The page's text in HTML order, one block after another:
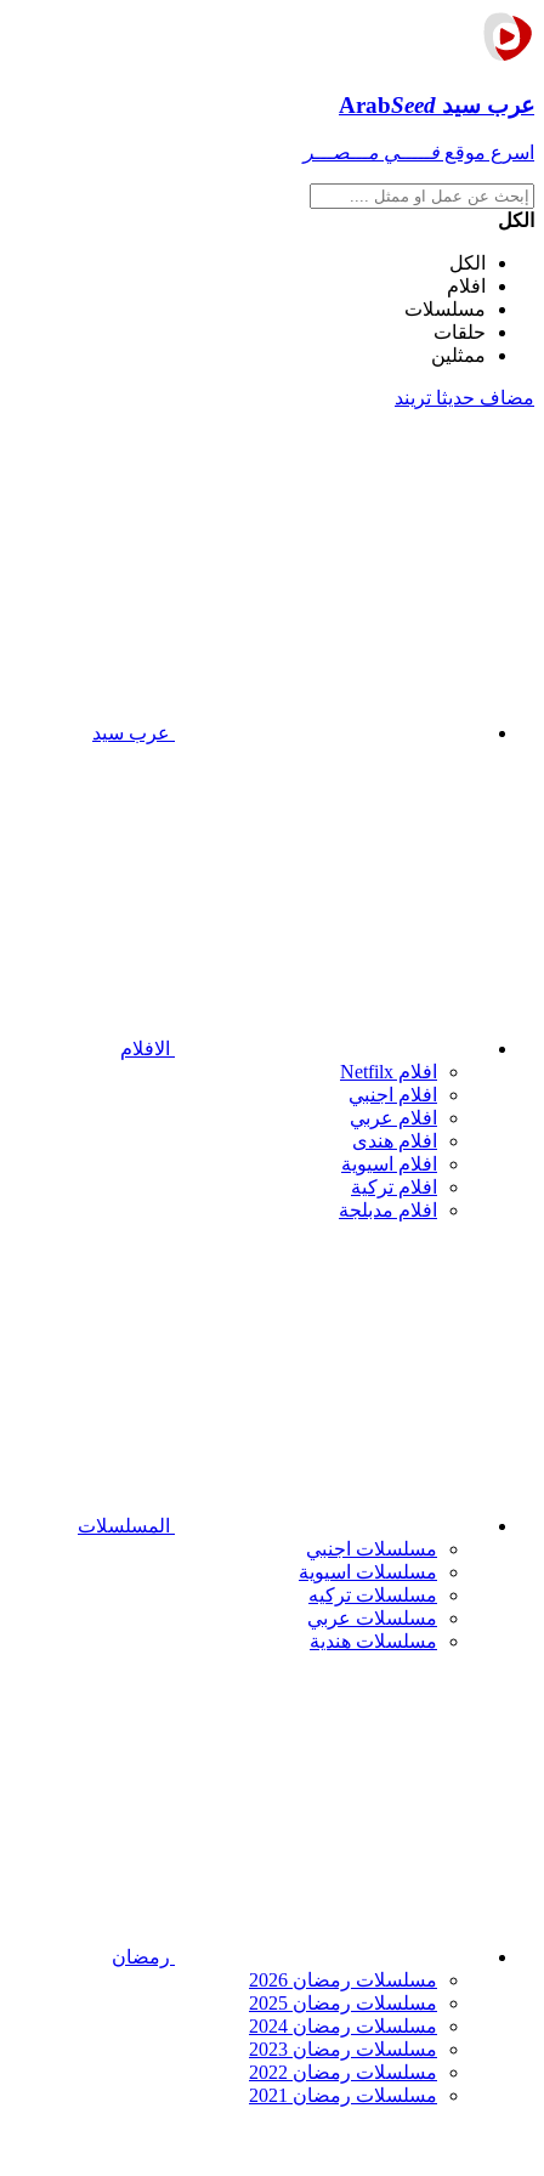
عرب سيد ArabSeed
اسرع موقع فـــــي مـــصـــر
الكل
الكل
افلام
مسلسلات
حلقات
ممثلين
مضاف حديثا تريند
عرب سيد
الافلام
افلام Netfilx
افلام اجنبي
افلام عربي
افلام هندى
افلام اسيوية
افلام تركية
افلام مدبلجة
المسلسلات
مسلسلات اجنبي
مسلسلات اسيوية
مسلسلات تركيه
مسلسلات عربي
مسلسلات هندية
رمضان
مسلسلات رمضان 2026
مسلسلات رمضان 2025
مسلسلات رمضان 2024
مسلسلات رمضان 2023
مسلسلات رمضان 2022
مسلسلات رمضان 2021